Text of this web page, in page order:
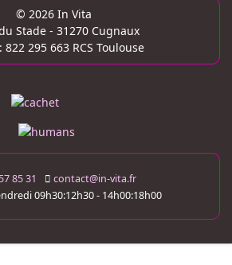
© 2026 In Vita
Stade - 31270 Cugnaux
822 295 663 RCS Toulouse
85 31
contact@in-vita.fr
09h30:12h30 - 14h00:18h00